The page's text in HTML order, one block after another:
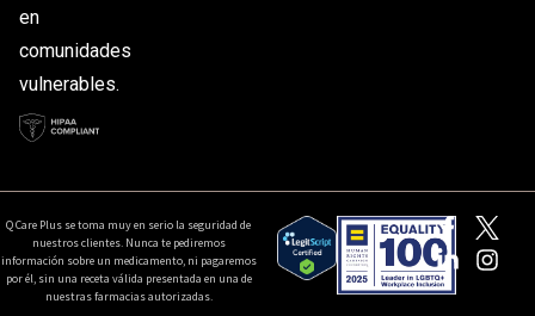
en
comunidades
vulnerables.
Q Care Plus se toma muy en serio la seguridad de
nuestros clientes. Nunca te pediremos
información sobre un medicamento, ni pagaremos
por él, sin una receta válida presentada en una de
nuestras farmacias autorizadas.